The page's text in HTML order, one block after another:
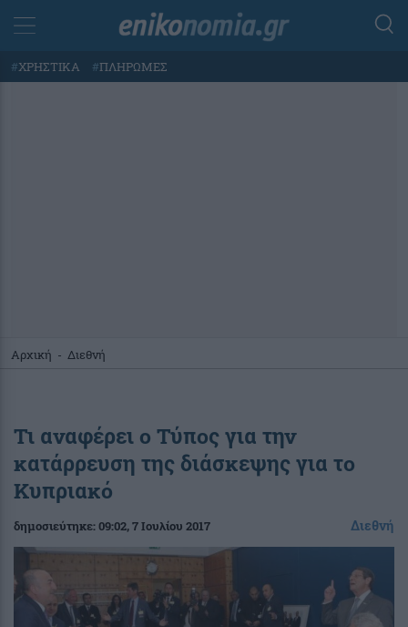
#ΧΡΗΣΤΙΚΑ #ΠΛΗΡΩΜΕΣ
Αρχική - Διεθνή
Τι αναφέρει ο Τύπος για την
κατάρρευση της διάσκεψης για το
Κυπριακό
δημοσιεύτηκε:09:02, 7 Ιουλίου 2017 Διεθνή